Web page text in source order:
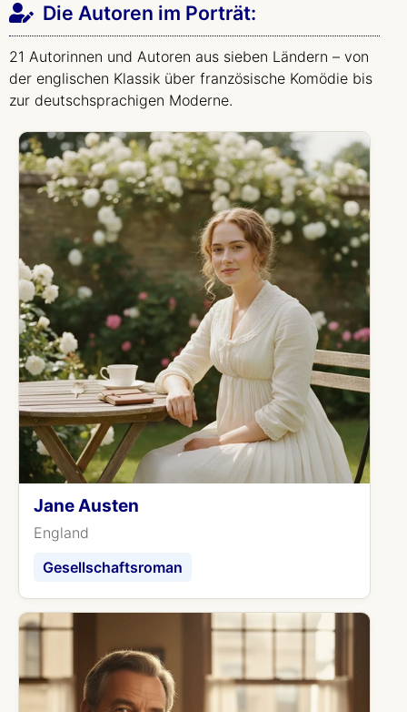
Die Autoren im Porträt:
21 Autorinnen und Autoren aus sieben Ländern – von
der englischen Klassik über französische Komödie bis
zur deutschsprachigen Moderne.
Jane Austen
England
Gesellschaftsroman